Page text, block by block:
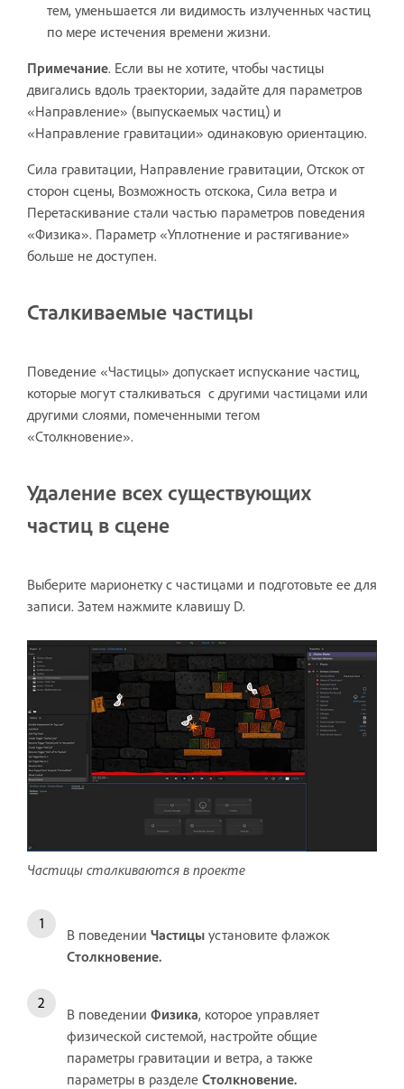
тем, уменьшается ли видимость излученных частиц
по мере истечения времени жизни.
Примечание. Если вы не хотите, чтобы частицы
двигались вдоль траектории, задайте для параметров
«Направление» (выпускаемых частиц) и
«Направление гравитации» одинаковую ориентацию.
Сила гравитации, Направление гравитации, Отскок от
сторон сцены, Возможность отскока, Сила ветра и
Перетаскивание стали частью параметров поведения
«Физика». Параметр «Уплотнение и растягивание»
больше не доступен.
Сталкиваемые частицы
Поведение «Частицы» допускает испускание частиц,
которые могут сталкиваться с другими частицами или
другими слоями, помеченными тегом
«Столкновение».
Удаление всех существующих
частиц в сцене
Выберите марионетку с частицами и подготовьте ее для
записи. Затем нажмите клавишу D.
Частицы сталкиваются в проекте
В поведении Частицы установите флажок
Столкновение.
В поведении Физика, которое управляет
физической системой, настройте общие
параметры гравитации и ветра, а также
параметры в разделе Столкновение.